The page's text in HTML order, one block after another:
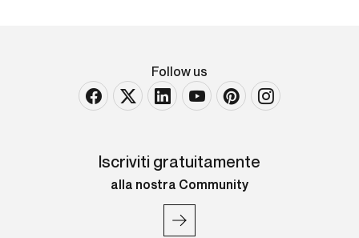
Follow us
Iscriviti gratuitamente
alla nostra Community